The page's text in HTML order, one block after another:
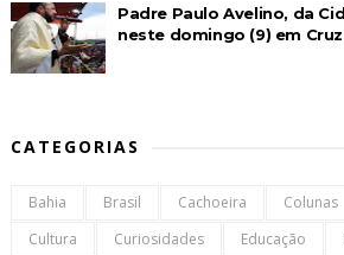
Padre Paulo Avelino, da
neste domingo (9) em
CATEGORIAS
Bahia Brasil Cachoeira Colunas
Cultura
Curiosidades Educação